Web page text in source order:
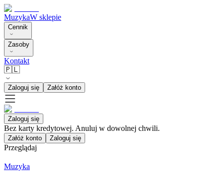
MuzykaW sklepie
Cennik
Zasoby
Kontakt
🇵🇱
Zaloguj się Załóż konto
Zaloguj się
Bez karty kredytowej. Anuluj w dowolnej chwili.
Załóż konto Zaloguj się
Przeglądaj
Muzyka